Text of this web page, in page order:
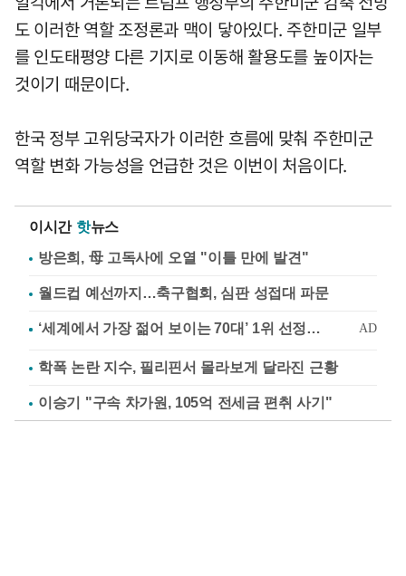
도 이러한 역할 조정론과 맥이 닿아있다. 주한미군 일부
를 인도태평양 다른 기지로 이동해 활용도를 높이자는
것이기 때문이다.
한국 정부 고위당국자가 이러한 흐름에 맞춰 주한미군
역할 변화 가능성을 언급한 것은 이번이 처음이다.
이시간 핫뉴스
방은희, 母 고독사에 오열 "이틀 만에 발견"
월드컵 예선까지…축구협회, 심판 성접대 파문
학폭 논란 지수, 필리핀서 몰라보게 달라진 근황
이승기 "구속 차가원, 105억 전세금 편취 사기"